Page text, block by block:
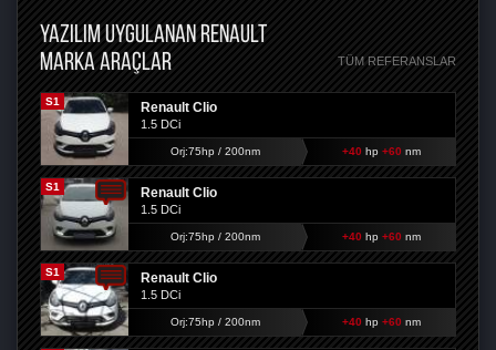
YAZILIM UYGULANAN RENAULT
MARKA ARAÇLAR
TÜM REFERANSLAR
S1 Renault Clio
1.5 DCi
Orj:75hp / 200nm +40 hp +60 nm
S1 Renault Clio
1.5 DCi
Orj:75hp / 200nm +40 hp +60 nm
S1 Renault Clio
1.5 DCi
Orj:75hp / 200nm +40 hp +60 nm